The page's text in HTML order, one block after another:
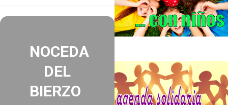
NOCEDA
DEL
BIERZO